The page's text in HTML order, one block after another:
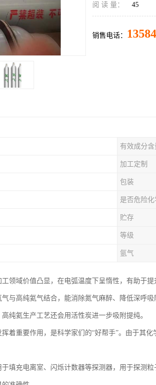
阅 读 量： 45
销售电话：
有效成分含
加工定制
包装
是否危险化
贮存
等级
氩气
领域价值凸显，在电弧温度下呈惰性，有助于
与高纯氦气结合，能消除氮气麻醉、降低深呼
纯氦生产工艺还会用活性炭进一步吸附提纯。
着重要作用，是科学家们的“好帮手”。由于其
填充电离室、闪烁计数器等探测器，用于探测